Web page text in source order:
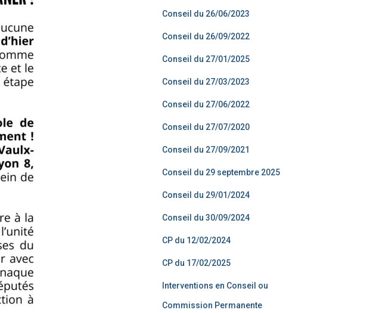
Conseil du 26/06/2023
Conseil du 26/09/2022
Conseil du 27/01/2025
Conseil du 27/03/2023
Conseil du 27/06/2022
Conseil du 27/07/2020
Conseil du 27/09/2021
Conseil du 29 septembre 2025
Conseil du 29/01/2024
Conseil du 30/09/2024
CP du 12/02/2024
CP du 17/02/2025
Interventions en Conseil ou
Commission Permanente